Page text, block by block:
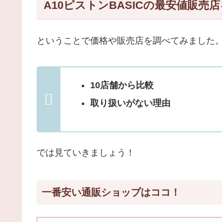
A10ピストンBASICの最安値販売店
ということで価格や販売店を調べてみました。
10店舗から比較
取り扱いがない理由
では見ていきましょう！
一番安い通販ショップはココ！